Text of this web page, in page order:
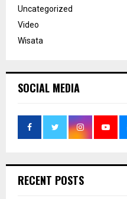
Uncategorized
Video
Wisata
SOCIAL MEDIA
RECENT POSTS